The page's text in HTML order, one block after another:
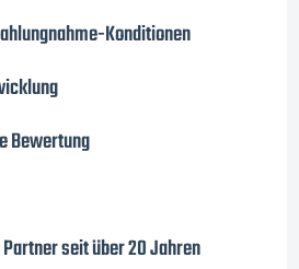
Konditionen
Bewertung
seit über 20 Jahren